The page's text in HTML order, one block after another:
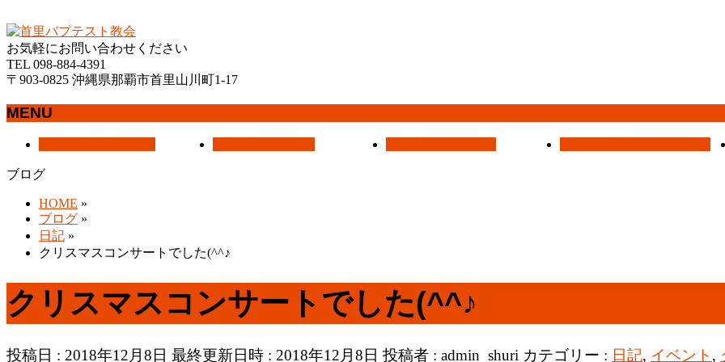
お気軽にお問い合わせください
TEL 098-884-4391
〒903-0825 沖縄県那覇市首里山川町1-17
MENU
ュ
ブログ
HOME »
ブログ »
日記 »
クリスマスコンサートでした(^^♪
クリスマスコンサートでした(^^♪
投稿日 : 2018年12月8日 最終更新日時 : 2018年12月8日 投稿者 : admin_shuri カテゴリー : 日記, イベント ,